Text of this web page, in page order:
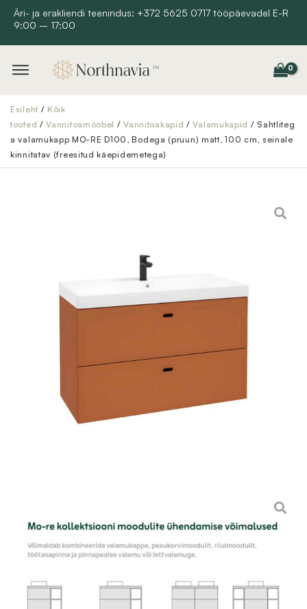
Skip
content
Äri- ja erakliendi teenindus: +372 5625 0717 tööpäevadel E-R
9:00 – 17:00
Esileht / Kõik
tooted /Vannitoamööbel /Vannitoakapid /Valamukapid / Sahtliteg
a valamukapp MO-RE D100, Bodega (pruun) matt, 100 cm, seinale
kinnitatav (freesitud käepidemetega)